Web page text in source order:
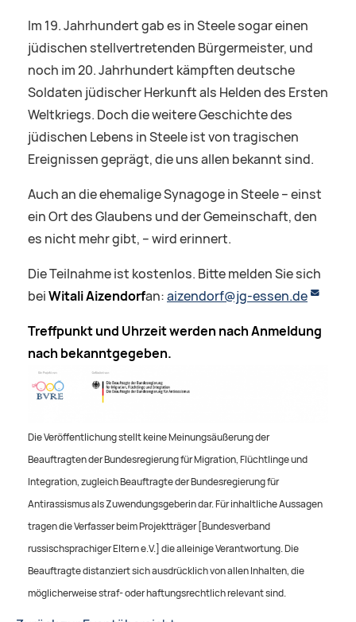
Im 19. Jahrhundert gab es in Steele sogar einen
jüdischen stellvertretenden Bürgermeister, und
noch im 20. Jahrhundert kämpften deutsche
Soldaten jüdischer Herkunft als Helden des Ersten
Weltkriegs. Doch die weitere Geschichte des
jüdischen Lebens in Steele ist von tragischen
Ereignissen geprägt, die uns allen bekannt sind.
Auch an die ehemalige Synagoge in Steele – einst
ein Ort des Glaubens und der Gemeinschaft, den
es nicht mehr gibt, – wird erinnert.
Die Teilnahme ist kostenlos. Bitte melden Sie sich
beiWitali Aizendorfan:aizendorf@jg-essen.de
Treffpunkt und Uhrzeit werden nach Anmeldung
nach bekanntgegeben.
Die Veröffentlichung stellt keine Meinungsäußerung der
Beauftragten der Bundesregierung für Migration, Flüchtlinge und
Integration, zugleich Beauftragte der Bundesregierung für
Antirassismus als Zuwendungsgeberin dar. Für inhaltliche Aussagen
tragen die Verfasser beim Projektträger [Bundesverband
russischsprachiger Eltern e.V.] die alleinige Verantwortung. Die
Beauftragte distanziert sich ausdrücklich von allen Inhalten, die
möglicherweise straf- oder haftungsrechtlich relevant sind.